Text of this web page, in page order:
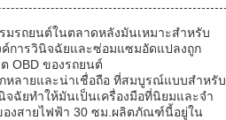
มรถยนต์ในตลาดหลังมันเหมาะสําหรับ
ค์การวินิจฉัยและซ่อมแซมอัดแปลงถูก
OBD ของรถยนต์
หลายและน่าเชื่อถือ ที่สมบูรณ์แบบสําหรับ
ฉัยทําให้มันเป็นเครื่องมือที่นิยมและจํา
องสายไฟฟ้า 30 ซม.ผลิตภัณฑ์นี้อยู่ใน